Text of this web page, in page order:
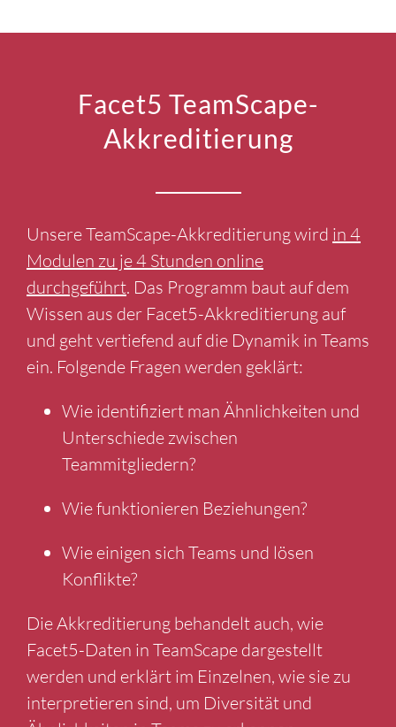
Facet5 TeamScape-
Akkreditierung
Unsere TeamScape-Akkreditierung wird in 4
Modulen zu je 4 Stunden online
durchgeführt. Das Programm baut auf dem
Wissen aus der Facet5-Akkreditierung auf
und geht vertiefend auf die Dynamik in Teams
ein. Folgende Fragen werden geklärt:
Wie identifiziert man Ähnlichkeiten und
Unterschiede zwischen
Teammitgliedern?
Wie funktionieren Beziehungen?
Wie einigen sich Teams und lösen
Konflikte?
Die Akkreditierung behandelt auch, wie
Facet5-Daten in TeamScape dargestellt
werden und erklärt im Einzelnen, wie sie zu
interpretieren sind, um Diversität und